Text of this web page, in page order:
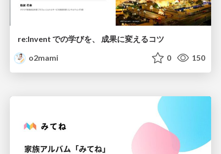
re:Invent での学びを、 成果に変えるコツ
o2mami
0 150